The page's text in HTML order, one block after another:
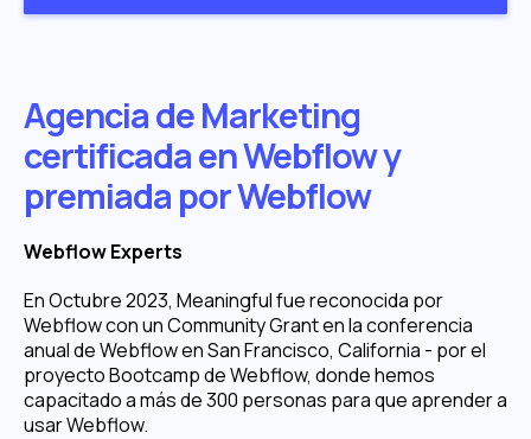
Agencia de Marketing
certificada en Webflow y
premiada por Webflow
Webflow Experts
En Octubre 2023, Meaningful fue reconocida por
Webflow con un Community Grant en la conferencia
anual de Webflow en San Francisco, California - por el
proyecto Bootcamp de Webflow, donde hemos
capacitado a más de 300 personas para que aprender a
usar Webflow.